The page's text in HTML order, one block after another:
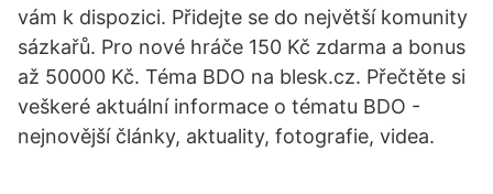
vám k dispozici. Přidejte se do největší komunity
sázkařů. Pro nové hráče 150 Kč zdarma a bonus
až 50000 Kč. Téma BDO na blesk.cz. Přečtěte si
veškeré aktuální informace o tématu BDO -
nejnovější články, aktuality, fotografie, videa.